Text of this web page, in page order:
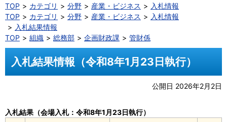
TOP
カテゴリ 分野 産業・ビジネス
入札情報
TOP
カテゴリ 分野 産業・ビジネス
入札情報
入札結果情報
TOP
組織 総務部 企画財政課 管財係
入札結果情報（令和8年1月23日執行）
公開日 2026年2月2日
入札結果（会場入札：令和8年1月23日執行）